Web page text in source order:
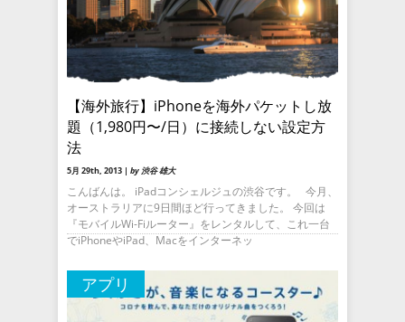
【海外旅行】iPhoneを海外パケットし放
題（1,980円〜/日）に接続しない設定方
法
5月 29th, 2013 | by 渋谷 雄大
こんばんは。 iPadコンシェルジュの渋谷です。 今月、
オーストラリアに9日間ほど行ってきました。 今回は
『モバイルWi-Fiルーター』をレンタルして、これ一台
でiPhoneやiPad、Macをインターネッ
アプリ